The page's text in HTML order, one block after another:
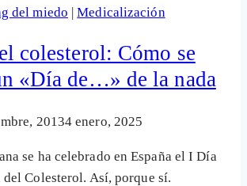
a
fabricante,
Grünenthal,
un
del miedo |Medicalización
colesterol: Cómo se
«Día de…» de la nada
20134 enero, 2025
se ha celebrado en España el I Día
Colesterol. Así, porque sí.